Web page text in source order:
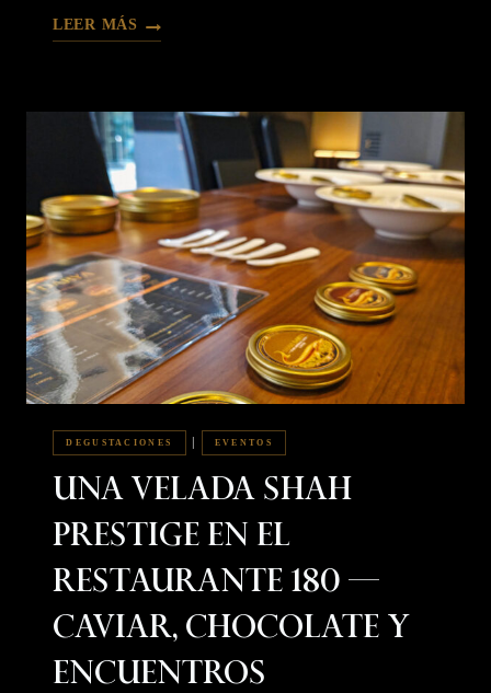
LEER MÁS
DEGUSTACIONES EVENTOS
Una Velada Shah
Prestige En El
Restaurante 180 —
Caviar, Chocolate Y
Encuentros